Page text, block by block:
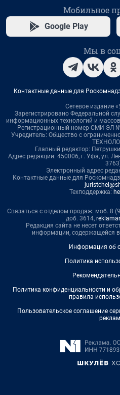
Мобильное
Google Play
Мы в
Контактные данные для
Сетевое издание
Зарегистрировано Федеральной
информационных технологий и
Регистрационный номер СМИ ЭЛ
Учредитель: Общество с
Главный редактор:
Адрес редакции: 450006, г. Уфа, ул.
Электронный адрес
Контактные данные для
Техподдержка:
Связаться с отделом продаж: моб. 8
доб. 3614,
Редакция сайта не несет
информации, содержащейся
Информация об
Политика
Политика конфиденциальности и
правила
Пользовательское соглашение